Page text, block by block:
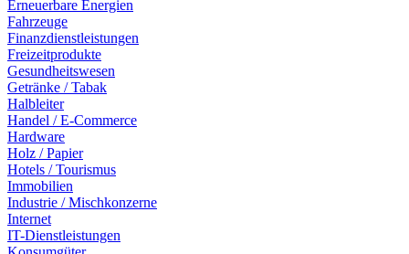
Erneuerbare Energien
Fahrzeuge
Finanzdienstleistungen
Freizeitprodukte
Gesundheitswesen
Getränke / Tabak
Halbleiter
Handel / E-Commerce
Hardware
Holz / Papier
Hotels / Tourismus
Immobilien
Industrie / Mischkonzerne
Internet
IT-Dienstleistungen